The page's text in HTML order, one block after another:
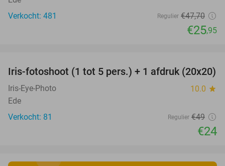
Verkocht: 481
Regulier €47,70
€25,95
51%
Iris-fotoshoot (1 tot 5 pers.) + 1 afdruk (20x20)
Iris-Eye-Photo 10.0 star
Ede
Verkocht: 81
Regulier €49
€24